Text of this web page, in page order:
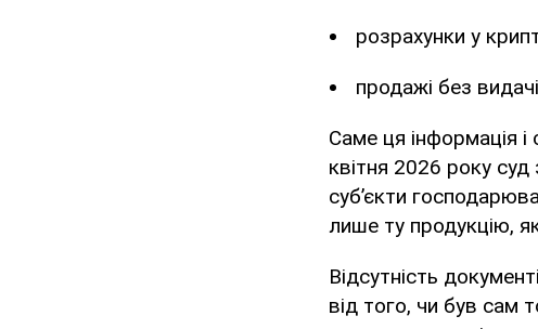
розрахунки у
продажі без
Саме ця інформація і
квітня 2026 року
суб’єкти
лише ту продукцію,
Відсутність
від того, чи був сам